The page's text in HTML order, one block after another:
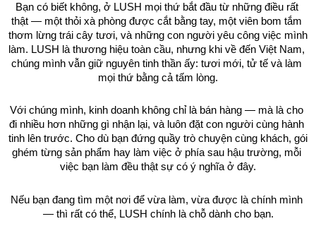
Bạn có biết không, ở LUSH mọi thứ bắt đầu từ những điều rất
thật — một thỏi xà phòng được cắt bằng tay, một viên bom tắm
thơm lừng trái cây tươi, và những con người yêu công việc mình
làm. LUSH là thương hiệu toàn cầu, nhưng khi về đến Việt Nam,
chúng mình vẫn giữ nguyên tinh thần ấy: tươi mới, tử tế và làm
mọi thứ bằng cả tấm lòng.
Với chúng mình, kinh doanh không chỉ là bán hàng — mà là cho
đi nhiều hơn những gì nhận lại, và luôn đặt con người cùng hành
tinh lên trước. Cho dù bạn đứng quầy trò chuyện cùng khách, gói
ghém từng sản phẩm hay làm việc ở phía sau hậu trường, mỗi
việc bạn làm đều thật sự có ý nghĩa ở đây.
Nếu bạn đang tìm một nơi để vừa làm, vừa được là chính mình
— thì rất có thể, LUSH chính là chỗ dành cho bạn.